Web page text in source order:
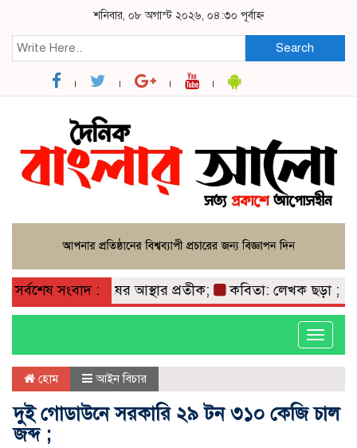
শনিবার, ০৮ অগাস্ট ২০২৬, ০৪:৩০ পূর্বাহ্ন
Search
সর্বশেষ সংবাদ :
মাটি ও মানুষের আস্থার প্রতীক; কবিতা: লেখক ছড়া ;
Toggle
হোম আইন বিচার
দুই গোডাউনে সরকারি ২৯ টন ৩১০ কেজি চাল
জব্দ ;